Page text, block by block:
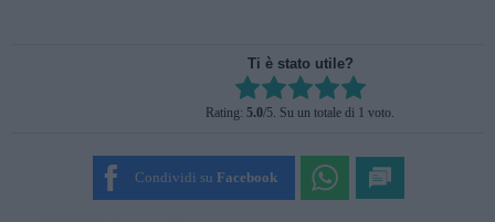
Ti è stato utile?
Rate this item:
SUBMIT RATING
Rating: 5.0/5. Su un totale di 1 voto.
Condividi su Facebook